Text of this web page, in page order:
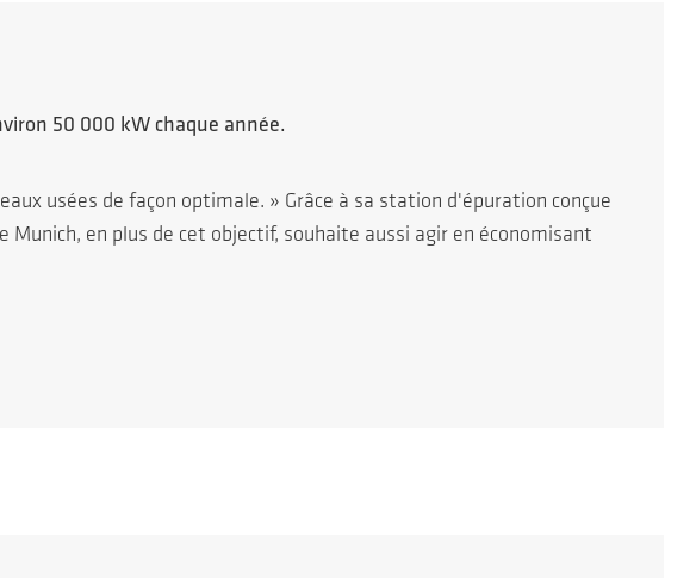
50 000 kW chaque année.
usées de façon optimale. » Grâce à sa station d'épuration conçue
en plus de cet objectif, souhaite aussi agir en économisant